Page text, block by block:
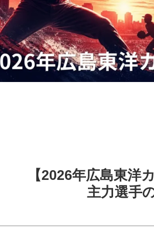
【2026年広島東洋
主力選手